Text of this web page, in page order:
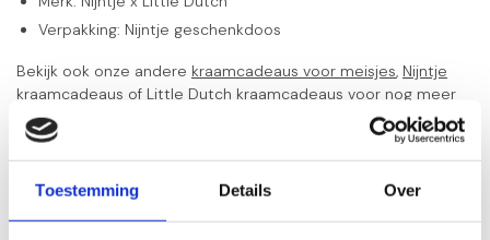
Toestemming Details Over
Verpakking: Nijntje geschenkdoos
Bekijk ook onze andere kraamcadeaus voor meisjes Nijntje
kraamcadeaus of Little Dutch kraamcadeaus voor nog meer
originele cadeaus.
gerustcontactmet ons op.